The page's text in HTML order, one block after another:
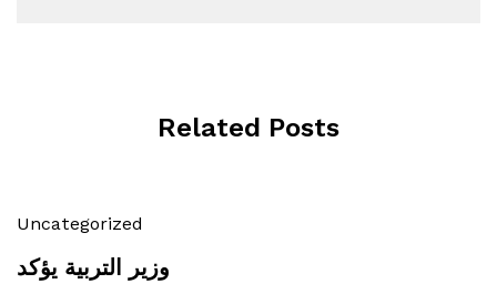
Related Posts
Uncategorized
وزير التربية يؤكد